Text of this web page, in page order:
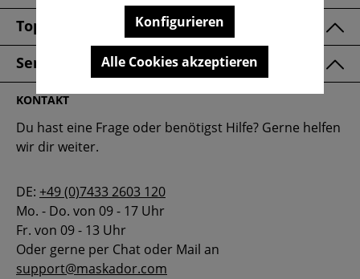
Top Kategorien
Service & FAQ
KONTAKT
Du hast eine Frage oder benötigst Hilfe? Gerne helfen
wir dir weiter.
DE: +49 (0)7433 2603 120
Mo. - Do. von 09 - 17 Uhr
Fr. von 09 - 13 Uhr
Oder gerne per Chat oder Mail an
support@maskador.com
Konfigurieren
Alle Cookies akzeptieren